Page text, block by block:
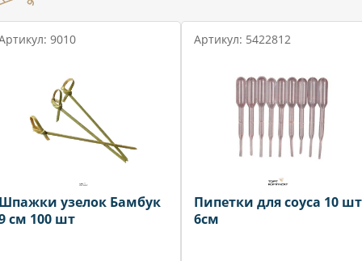
9010
узелок Бамбук
см 100 шт
Артикул: 5422812
Пипетки для соуса 10 шт
6см